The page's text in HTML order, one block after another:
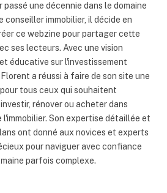
passé une décennie dans le domaine
conseiller immobilier, il décide en
ce webzine pour partager cette
ses lecteurs. Avec une vision
éducative sur l'investissement
Florent a réussi à faire de son site une
tous ceux qui souhaitent
rénover ou acheter dans
l'immobilier. Son expertise détaillée et
ont donné aux novices et experts
pour naviguer avec confiance
parfois complexe.